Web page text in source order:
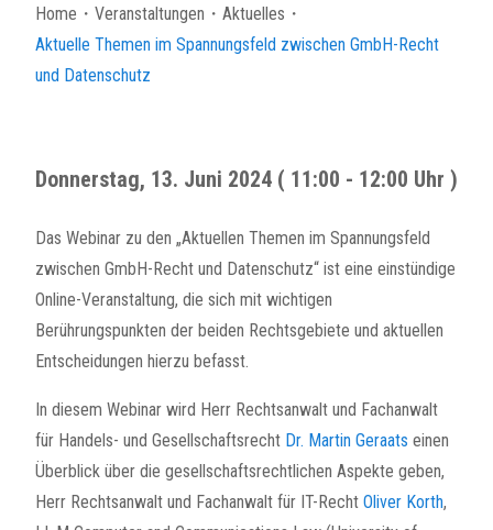
Home ・ Veranstaltungen ・ Aktuelles ・
Aktuelle Themen im Spannungsfeld zwischen GmbH-Recht
und Datenschutz
Donnerstag, 13. Juni 2024 ( 11:00 - 12:00 Uhr )
Das Webinar zu den „Aktuellen Themen im Spannungsfeld
zwischen GmbH-Recht und Datenschutz“ ist eine einstündige
Online-Veranstaltung, die sich mit wichtigen
Berührungspunkten der beiden Rechtsgebiete und aktuellen
Entscheidungen hierzu befasst.
In diesem Webinar wird Herr Rechtsanwalt und Fachanwalt
für Handels- und Gesellschaftsrecht Dr. Martin Geraats einen
Überblick über die gesellschaftsrechtlichen Aspekte geben,
Herr Rechtsanwalt und Fachanwalt für IT-Recht Oliver Korth,